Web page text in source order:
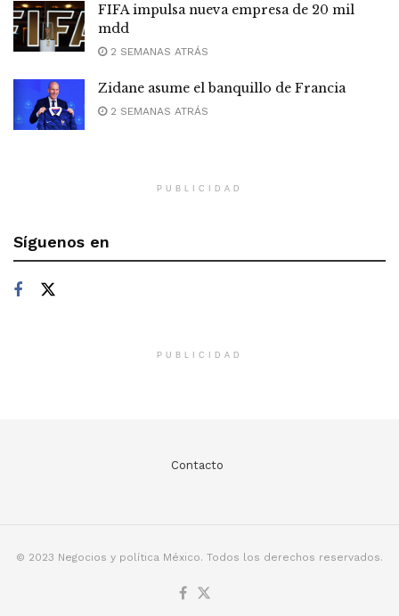
FIFA impulsa nueva empresa de 20 mil
mdd
2 SEMANAS ATRÁS
Zidane asume el banquillo de Francia
2 SEMANAS ATRÁS
PUBLICIDAD
Síguenos en
PUBLICIDAD
Contacto
© 2023 Negocios y política México. Todos los derechos reservados.